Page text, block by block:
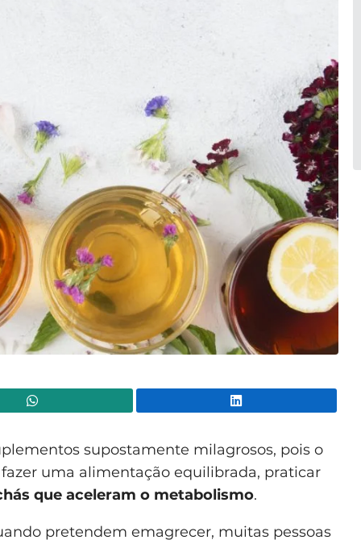
supostamente milagrosos, pois o
uma alimentação equilibrada, praticar
que aceleram o metabolismo.
pretendem emagrecer, muitas pessoas